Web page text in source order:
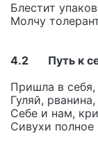
Блестит
Молчу
4.2 Путь к
Пришла в себя,
Гуляй,
Себе и нам,
Сивухи полное